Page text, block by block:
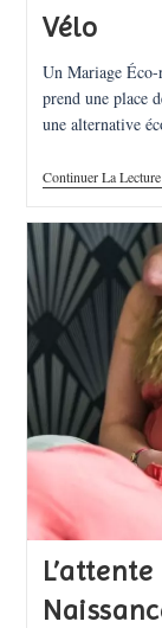
Vélo
Un Mariage Éco-
prend une place
une alternative
Continuer La Lecture